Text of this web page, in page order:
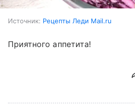
Источник: Рецепты Леди Mail.ru
Приятного аппетита!